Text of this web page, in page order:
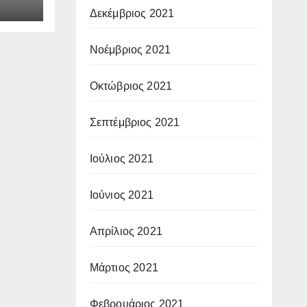
Δεκέμβριος 2021
Νοέμβριος 2021
Οκτώβριος 2021
Σεπτέμβριος 2021
Ιούλιος 2021
Ιούνιος 2021
Απρίλιος 2021
Μάρτιος 2021
Φεβρουάριος 2021